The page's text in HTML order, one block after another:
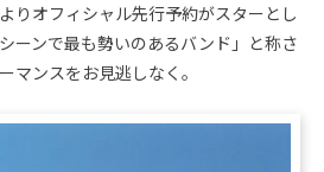
りオフィシャル先行予約がスターとし
ーンで最も勢いのあるバンド」と称さ
マンスをお見逃しなく。